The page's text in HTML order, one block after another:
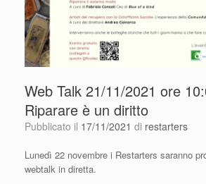
Web Talk 21/11/2021 ore
Riparare è un diritto
Pubblicato il 17/11/2021 di restarters
Lunedì 22 novembre i Restarters saranno
webtalk in diretta.